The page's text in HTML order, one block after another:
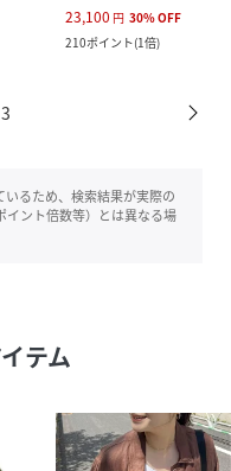
23,100 円 30%OFF
210ポイント(1倍)
3
るため、検索結果が実際の
イント倍数等）とは異なる場
テム